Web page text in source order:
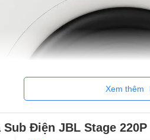
Xem thêm
Điện JBL Stage 220P